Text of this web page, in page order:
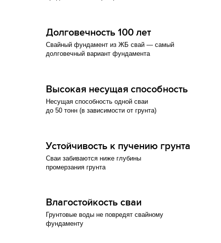
Долговечность 100 лет
Свайный фундамент из ЖБ свай — самый
долговечный вариант фундамента
Высокая несущая способность
Несущая способность одной сваи
до 50 тонн (в зависимости от грунта)
Устойчивость к пучению грунта
Сваи забиваются ниже глубины
промерзания грунта
Влагостойкость сваи
Грунтовые воды не повредят свайному
фундаменту